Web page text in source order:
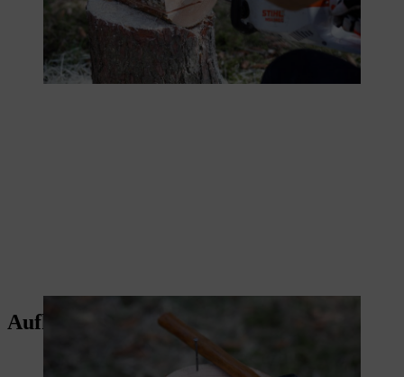
Aufhängen und Füttern